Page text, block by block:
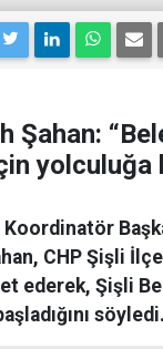
Şahan:
yolculuğa
CHP Şişli
ederek, Şişli
söyledi.